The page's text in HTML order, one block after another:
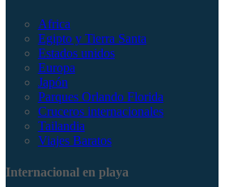
Africa
Egipto y Tierra Santa
Estados unidos
Europa
Japón
Parques Orlando Florida
Cruceros internacionales
Tailandia
Viajes Baratos
Internacional en playa